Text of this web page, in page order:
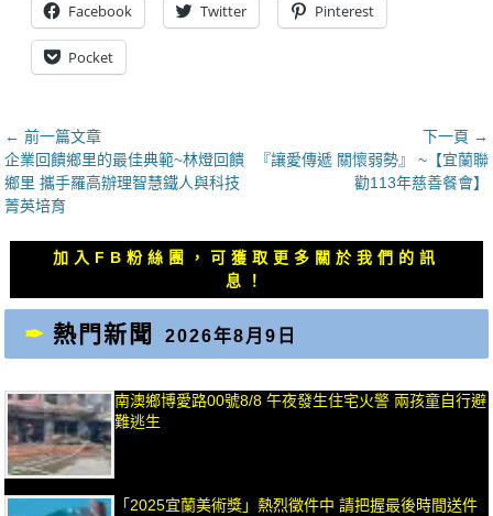
Facebook Twitter Pinterest
Pocket
文
章
導
覽
← 前一篇文章
上
一
篇
企業回饋鄉里的最佳典範~林燈回饋
鄉里 攜手羅高辦理智慧鐵人與科技
菁英培育
下一頁 →
章：
『讓愛傳遞 關懷弱勢』 ~【宜蘭聯
勸113年慈善餐會】
加入FB粉絲團，可獲取更多關於我們的訊
息！
熱門新聞 2026年8月9日
南澳鄉博愛路00號8/8 午夜發生住宅火警 兩孩童自行避
難逃生
「2025宜蘭美術獎」熱烈徵件中 請把握最後時間送件